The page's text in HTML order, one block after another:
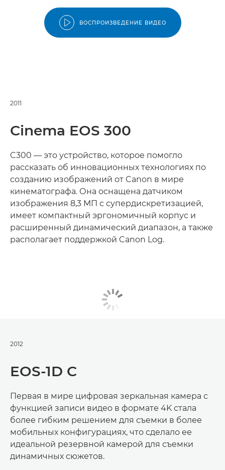
ВОСПРОИЗВЕДЕНИЕ ВИДЕО
2011
Cinema EOS 300
C300 — это устройство, которое помогло
рассказать об инновационных технологиях по
созданию изображений от Canon в мире
кинематографа. Она оснащена датчиком
изображения 8,3 МП с супердискретизацией,
имеет компактный эргономичный корпус и
расширенный динамический диапазон, а также
располагает поддержкой Canon Log.
2012
EOS-1D C
Первая в мире цифровая зеркальная камера с
функцией записи видео в формате 4K стала
более гибким решением для съемки в более
мобильных конфигурациях, что сделало ее
идеальной резервной камерой для съемки
динамичных сюжетов.